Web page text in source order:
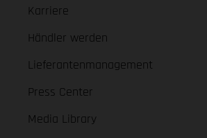
Karriere
Händler werden
Lieferantenmanagement
Press Center
Media Library